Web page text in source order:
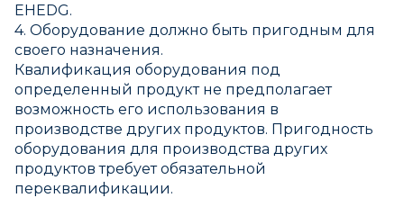
EHEDG.
4. Оборудование должно быть пригодным для
своего назначения.
Квалификация оборудования под
определенный продукт не предполагает
возможность его использования в
производстве других продуктов. Пригодность
оборудования для производства других
продуктов требует обязательной
переквалификации.